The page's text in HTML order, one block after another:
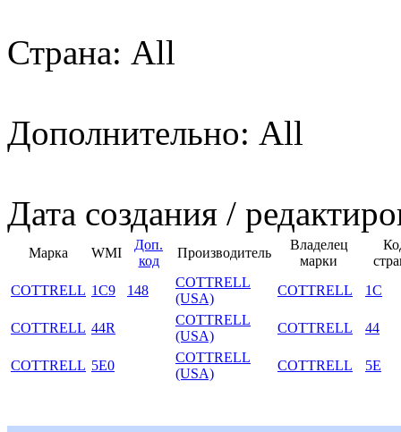
Страна: All
Дополнительно: All
Дата создания /
Марка WMI
Доп.
код
Производитель
Владелец
марки
COTTRELL 1C9 148
COTTRELL
(USA)
COTTRELL 1C
COTTRELL 44R
COTTRELL
(USA)
COTTRELL 44
COTTRELL 5E0
COTTRELL
(USA)
COTTRELL 5E